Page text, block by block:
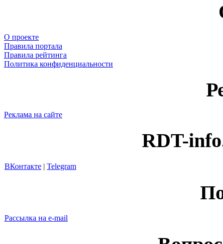
О проекте
Правила портала
Правила рейтинга
Политика конфиденциальности
Реклама на сайте
RDT-
ВКонтакте | Telegram
Рассылка на e-mail